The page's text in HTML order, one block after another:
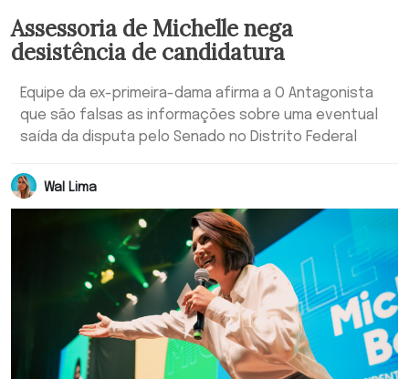
Assessoria de Michelle nega
desistência de candidatura
Equipe da ex-primeira-dama afirma a O Antagonista
que são falsas as informações sobre uma eventual
saída da disputa pelo Senado no Distrito Federal
Wal Lima